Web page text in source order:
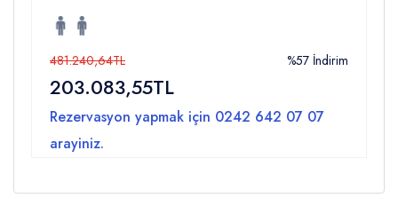
481.240,64TL %57 İndirim
203.083,55TL
Rezervasyon yapmak için 0242 642 07 07
arayiniz.